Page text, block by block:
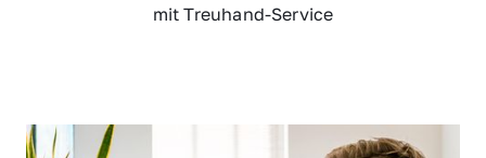
mit Treuhand-Service